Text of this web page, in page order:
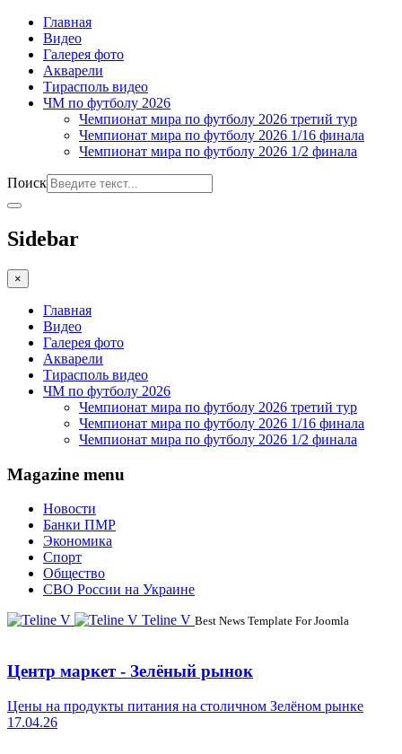
Главная
Видео
Галерея фото
Акварели
Тирасполь видео
ЧМ по футболу 2026
Чемпионат мира по футболу 2026 третий тур
Чемпионат мира по футболу 2026 1/16 финала
Чемпионат мира по футболу 2026 1/2 финала
Поиск
Sidebar
×
Главная
Видео
Галерея фото
Акварели
Тирасполь видео
ЧМ по футболу 2026
Чемпионат мира по футболу 2026 третий тур
Чемпионат мира по футболу 2026 1/16 финала
Чемпионат мира по футболу 2026 1/2 финала
Magazine menu
Новости
Банки ПМР
Экономика
Спорт
Общество
СВО России на Украине
Teline V Best News Template For Joomla
Центр маркет - Зелёный рынок
Цены на продукты питания на столичном Зелёном рынке
17.04.26